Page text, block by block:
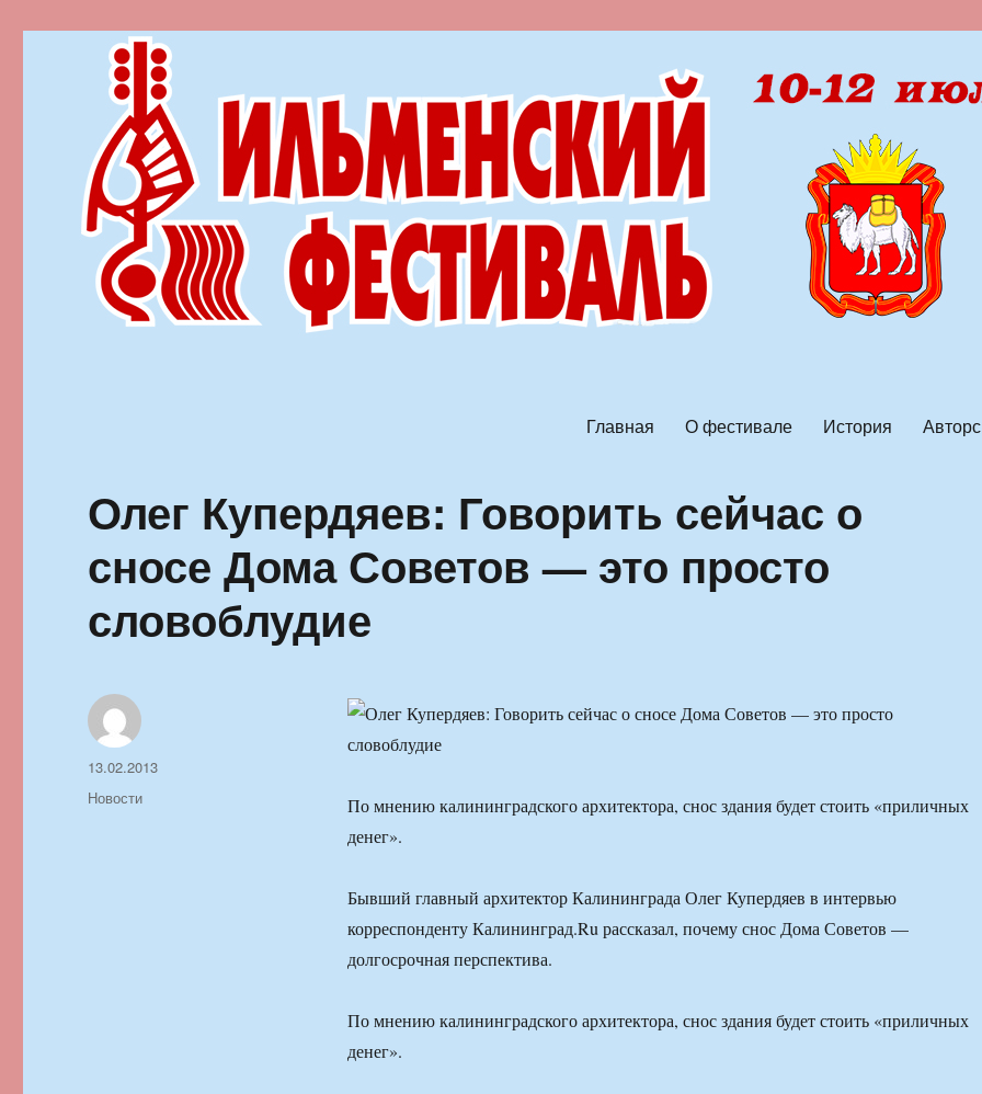
Главная О фестивале История
Олег Купердяев: Говорить сейчас о
сносе Дома Советов — это просто
словоблудие
По мнению калининградского архитектора, снос здания будет стоить «приличных
денег».
Бывший главный архитектор Калининграда Олег Купердяев в интервью
корреспонденту Калининград.Ru рассказал, почему снос Дома Советов —
долгосрочная перспектива.
По мнению калининградского архитектора, снос здания будет стоить «приличных
денег».
Автор
Опубликовано
13.02.2013
Рубрики
Новости